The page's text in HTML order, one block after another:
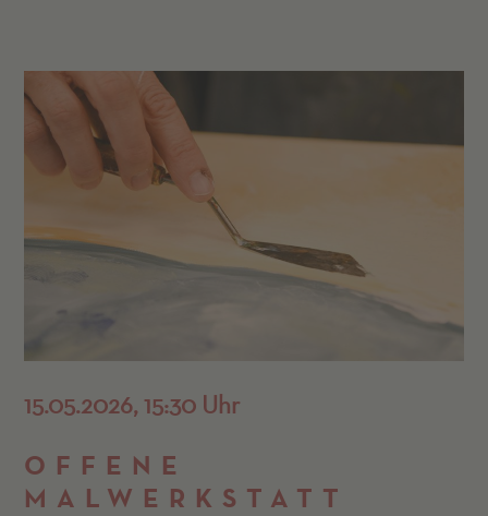
15.05.2026, 15:30 Uhr
OFFENE
MALWERKSTATT